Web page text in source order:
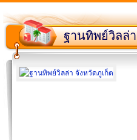
ฐานทิพย์วิลล่า